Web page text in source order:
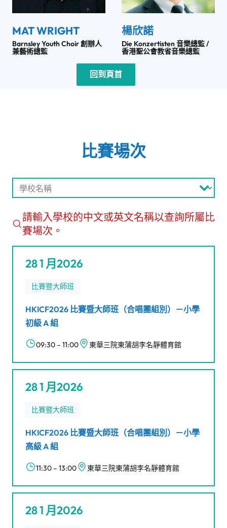
MAT WRIGHT
Barnsley Youth Choir 創辦人
兼藝術總監
楊欣諾
Die Konzertisten 音樂總監 /
香港聖公會教省音樂總監
回到頁首
比賽場次
Search for School (Chi)
#!trpst#trp-gettext data-
請輸入學校的中文或英文名稱以查詢所屬比
賽場次。
28 1 月2026
比賽暨大師班
HKICF2026 比賽暨大師班（合唱團組別）－小學
初級 A 組
09:30 – 11:00 東華三院東蒲胡李名靜體育館
28 1 月2026
比賽暨大師班
HKICF2026 比賽暨大師班（合唱團組別）－小學
高級 A 組
11:30 – 13:00 東華三院東蒲胡李名靜體育館
28 1 月2026